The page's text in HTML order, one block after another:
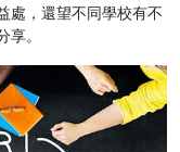
處，還望不同學校有不
。